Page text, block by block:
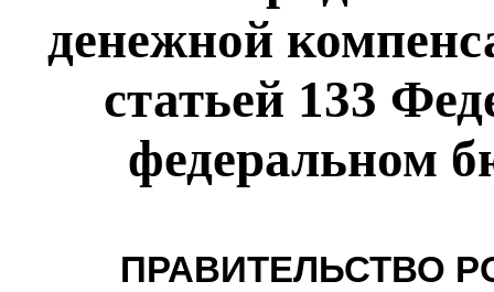
денежной
статьей 133
федеральном
ПРАВИТЕЛЬСТВО